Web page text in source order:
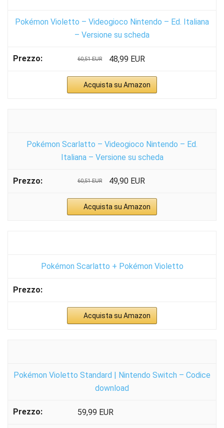
Pokémon Violetto – Videogioco Nintendo – Ed. Italiana
– Versione su scheda
60,51 EUR 48,99 EUR
Acquista su Amazon
Pokémon Scarlatto – Videogioco Nintendo – Ed.
Italiana – Versione su scheda
60,51 EUR 49,90 EUR
Acquista su Amazon
Pokémon Scarlatto + Pokémon Violetto
Acquista su Amazon
Pokémon Violetto Standard | Nintendo Switch – Codice
download
59,99 EUR